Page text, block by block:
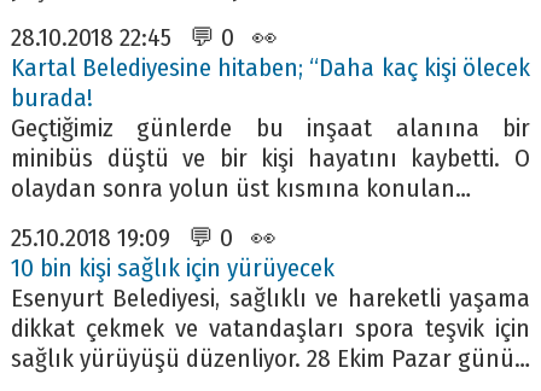
28.10.2018 22:45 💬 0 👀
Kartal Belediyesine hitaben; “Daha kaç kişi ölecek
burada!
Geçtiğimiz günlerde bu inşaat alanına bir
minibüs düştü ve bir kişi hayatını kaybetti. O
olaydan sonra yolun üst kısmına konulan…
25.10.2018 19:09 💬 0 👀
10 bin kişi sağlık için yürüyecek
Esenyurt Belediyesi, sağlıklı ve hareketli yaşama
dikkat çekmek ve vatandaşları spora teşvik için
sağlık yürüyüşü düzenliyor. 28 Ekim Pazar günü…